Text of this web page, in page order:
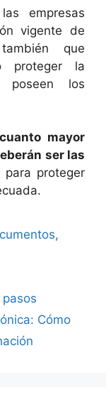
empresas
vigente de
que
proteger la
poseen los
cuanto mayor
ser las
proteger
,
Cómo